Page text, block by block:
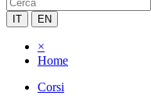
IT EN
×
Home
Corsi